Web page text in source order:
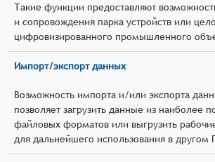
Такие функции предоставляют
и сопровождения парка устройств или
цифровизированного промышленного
Импорт/экспорт данных
Возможность импорта и/или экспорта
позволяет загрузить данные из наиболее
файловых форматов или выгрузить
для дальнейшего использования в другом